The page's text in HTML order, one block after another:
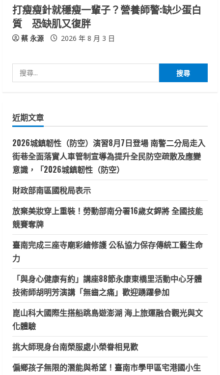
打瘦瘦針就穩瘦一輩子？營養師警:缺少蛋白
質 恐缺肌又復胖
蔡 永源 2026 年 8 月 3 日
尋
字:
近期文章
2026城鎮韌性（防空）演習8月7日登場 南警二分局走入
街巷全面落實人車管制宣導為提升全民防空疏散及應變
意識，「2026城鎮韌性（防空）
財政部南區國稅局表示
放棄美妝穿上重裝！勞動部南分署16歲女銲將 全國技能
競賽奪牌
臺南完成三座寺廟彩繪修護 公私協力保存傳統工藝生命
力
「與身心健康有約」講座88節永康東橋里活動中心牙體
技術師胡明芳演講「無齒之痛」歡迎踴躍參加
崑山科大國際生搭船跳島遊澎湖 海上旅運融合觀光與文
化體驗
挑大師現身台南榮服處小榮眷相見歡
偏鄉孩子無限的潛能與希望！臺南市學甲區宅港國小生